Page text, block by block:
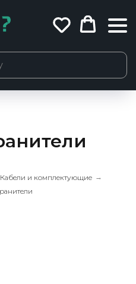
Кабели и комплектующие →